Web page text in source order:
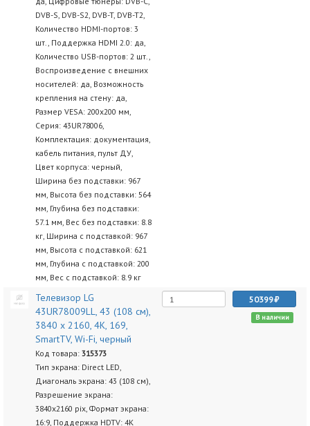
DVB-S, DVB-S2, DVB-T, DVB-T2,
Количество HDMI-портов: 3
шт., Поддержка HDMI 2.0: да,
Количество USB-портов: 2 шт.,
Воспроизведение с внешних
носителей: да, Возможность
крепления на стену: да,
Размер VESA: 200x200 мм,
Серия: 43UR78006,
Комплектация: документация,
кабель питания, пульт ДУ,
Цвет корпуса: черный,
Ширина без подставки: 967
мм, Высота без подставки: 564
мм, Глубина без подставки:
57.1 мм, Вес без подставки: 8.8
кг, Ширина с подставкой: 967
мм, Высота с подставкой: 621
мм, Глубина с подставкой: 200
мм, Вес с подставкой: 8.9 кг
Телевизор LG
43UR78009LL, 43 (108 см),
3840 x 2160, 4K, 169,
SmartTV, Wi-Fi, черный
Код товара: 315373
Тип экрана: Direct LED,
Диагональ экрана: 43 (108 см),
Разрешение экрана:
3840х2160 pix, Формат экрана:
16:9, Поддержка HDTV: 4K
50399
В наличии